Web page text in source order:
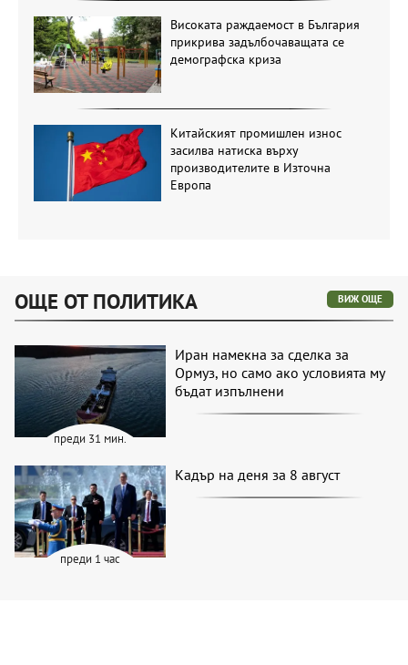
Високата раждаемост в България
прикрива задълбочаващата се
демографска криза
Китайският промишлен износ
засилва натиска върху
производителите в Източна
Европа
ОЩЕ ОТ ПОЛИТИКА ВИЖ ОЩЕ
преди 31 мин.
Иран намекна за сделка за
Ормуз, но само ако условията му
бъдат изпълнени
преди 1 час
Кадър на деня за 8 август